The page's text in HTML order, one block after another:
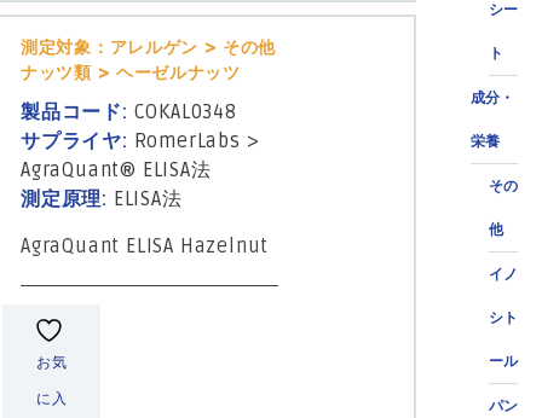
シー
ト
成分・
栄養
その
他
イノ
シト
ール
パン
測定対象：アレルゲン > その他
ナッツ類 > ヘーゼルナッツ
製品コード: COKAL0348
サプライヤ: RomerLabs >
AgraQuant® ELISA法
測定原理: ELISA法
AgraQuant ELISA Hazelnut
お気
に入